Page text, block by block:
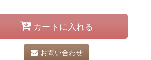
カートに入れる
お問い合わせ